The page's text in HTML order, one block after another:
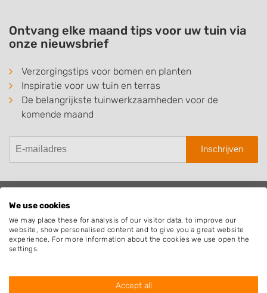
Ontvang elke maand tips voor uw tuin via
onze nieuwsbrief
Verzorgingstips voor bomen en planten
Inspiratie voor uw tuin en terras
De belangrijkste tuinwerkzaamheden voor de
komende maand
Inschrijven
Hovenier.nl
Adverteren
Algemene voorwaarden
Blog
We use cookies
We may place these for analysis of our visitor data, to improve our
website, show personalised content and to give you a great website
experience. For more information about the cookies we use open the
settings.
Accept all